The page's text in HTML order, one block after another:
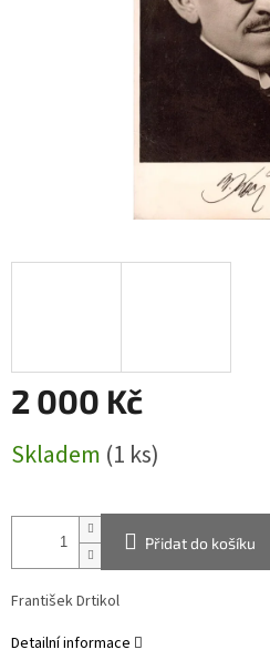
2 000 Kč
cena:
Skladem (1 ks)
Přidat do košíku
František Drtikol
Detailní informace